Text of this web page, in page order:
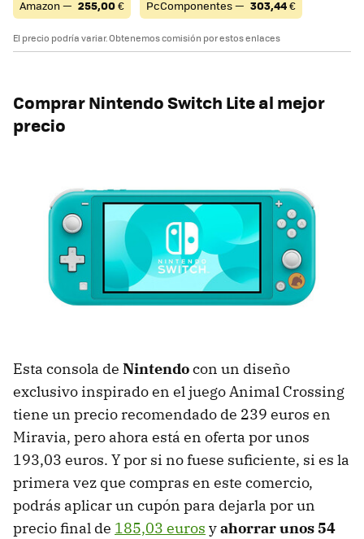
Amazon — 255,00€ PcComponentes — 303,44€
El precio podría variar. Obtenemos comisión por estos enlaces
ComprarNintendo Switch Lite al mejor
precio
Esta consola de Nintendocon un diseño
exclusivo inspirado en el juego Animal Crossing
tiene un precio recomendado de 239 euros en
Miravia, pero ahora está en oferta por unos
193,03 euros. Y por si no fuese suficiente, si es la
primera vez que compras en este comercio,
podrás aplicar un cupón para dejarla por un
precio final de 185,03 euros yahorrar unos 54